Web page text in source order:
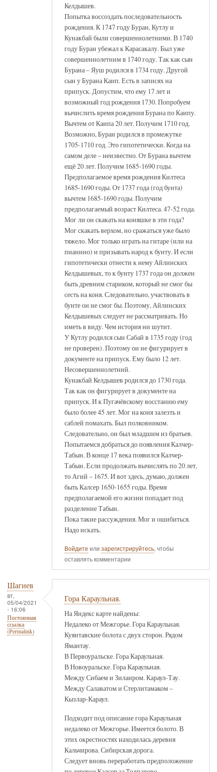
Келдышев.
Попытка воссоздать последовательность
рождения. К 1747 году Буран, Кутлу и
Кунакбай были совершеннолетними. В 1740
году Буран убежал к Карасакалу. Был уже
совершеннолетним в 1740 году. Так как сын
Бурана – Яуш родился в 1734 году. Другой
сын у Бурана Каип. Есть в записях на
припуск. Допустим, что ему 17 лет и
возможный год рождения 1730. Попробуем
вычислить время рождения Бурана по Каипу.
Вычтем от Каипа 20 лет. Получим 1710 год.
Возможно, Буран родился в промежутке
1705-1710 год. Это гипотетически. Когда на
самом деле – неизвестно. От Бурана вычтем
ещё 20 лет. Получим 1685-1690 годы.
Предполагаемое время рождения Килтеса
1685-1690 годы. От 1737 года (год бунта)
вычтем 1685-1690 годы. Получим
предполагаемый возраст Килтеса. 47-52 года.
Мог ли он скакать на коняшке в эти года?
Мог скакать верхом, но сражаться уже было
тяжело. Мог только играть на гитаре (или на
пианино) и призывать народ к бунту. И если
гипотетически отнести к нему Айлинских
Келдышевых, то к бунту 1737 года он должен
быть древним стариком, который не смог бы
сесть на коня. Следовательно, участвовать в
бунте он не смог бы. Поэтому, Айлинских
Келдышевых следует не рассматривать. Но
иметь в виду. Чем история ни шутит.
У Кутлу родился сын Сабай в 1735 году (год
не проверен). Поэтому он не фигурирует в
документе на припуск. Ему было 12 лет.
Несовершеннолетний.
Кунакбай Келдышев родился до 1730 года.
Так как он фигурирует в документе на
припуск. И к Пугачёвскому восстанию ему
было более 45 лет. Мог на коня залезть и
саблей помахать. Был полковником.
Следовательно, он был младшим из братьев.
Попытаемся добраться до появления Калчер-
Табын. В конце 17 века появился Калчер-
Табын. Если продолжать вычислять по 20 лет,
то Агий – 1675. И вот здесь, думаю, должен
быть Калсер 1650-1655 годы. Время
предполагаемой его жизни попадает под
разделение Табын.
Пока такие рассуждения. Мог и ошибиться.
Надо искать.
Войдите или зарегистрируйтесь, чтобы
оставлять комментарии
Шагиев
вт,
05/04/2021
- 16:06
Постоянная
ссылка
(Permalink)
Гора Караульная.
На Яндекс карте найдены:
Недалеко от Межгорье. Гора Караульная.
Куянтавские болота с двух сторон. Рядом
Ямантау.
В Первоуральске. Гора Караульная.
В Новоуральске. Гора Караульная.
Между Сибаем и Зилаиром. Караул-Тау.
Между Салаватом и Стерлитамаком –
Кызлар-Караул.
Подходит под описание гора Караульная
недалеко от Межгорье. Имеется болото. В
этих окрестностях находилась деревня
Кальчирова. Сибирская дорога.
Следует вновь переработать предположение